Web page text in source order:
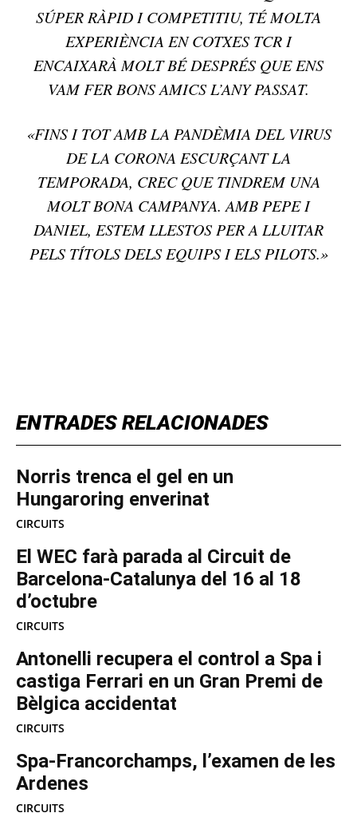
ENTRADES RELACIONADES
Norris trenca el gel en un
Hungaroring enverinat
CIRCUITS
El WEC farà parada al Circuit de
Barcelona-Catalunya del 16 al 18
d’octubre
CIRCUITS
Antonelli recupera el control a Spa i
castiga Ferrari en un Gran Premi de
Bèlgica accidentat
CIRCUITS
Spa-Francorchamps, l’examen de les
Ardenes
CIRCUITS
SÚPER RÀPID I COMPETITIU, TÉ MOLTA
EXPERIÈNCIA EN COTXES TCR I
ENCAIXARÀ MOLT BÉ DESPRÉS QUE ENS
VAM FER BONS AMICS L’ANY PASSAT.
«FINS I TOT AMB LA PANDÈMIA DEL VIRUS
DE LA CORONA ESCURÇANT LA
TEMPORADA, CREC QUE TINDREM UNA
MOLT BONA CAMPANYA. AMB PEPE I
DANIEL, ESTEM LLESTOS PER A LLUITAR
PELS TÍTOLS DELS EQUIPS I ELS PILOTS.»